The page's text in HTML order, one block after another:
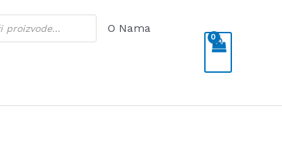
O Nama